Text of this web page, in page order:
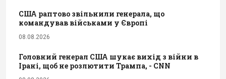
США раптово звільнили генерала, що
командував військами у Європі
08.08.2026
Головний генерал США шукає вихід з війни в
Ірані, щоб не розлютити Трампа, - CNN